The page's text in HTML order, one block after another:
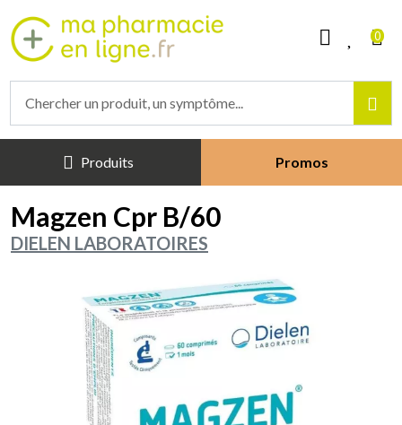
0
Produits Promos
Magzen Cpr B/60
DIELEN LABORATOIRES